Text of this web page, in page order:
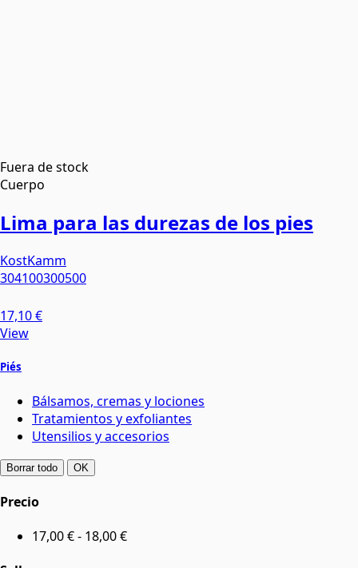
Fuera de stock
Cuerpo
Lima para las durezas de los pies
KostKamm
304100300500
17,10 €
View
Piés
Bálsamos, cremas y lociones
Tratamientos y exfoliantes
Utensilios y accesorios
Borrar todo OK
Precio
17,00 € - 18,00 €